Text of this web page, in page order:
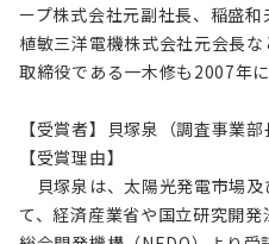
ープ株式会社元副社長、稲盛
植敏三洋電機株式会社元会長
取締役である一木修も2007年
【受賞者】貝塚泉（調査事業
【受賞理由】
貝塚泉は、太陽光発電市場及
て、経済産業省や国立研究開